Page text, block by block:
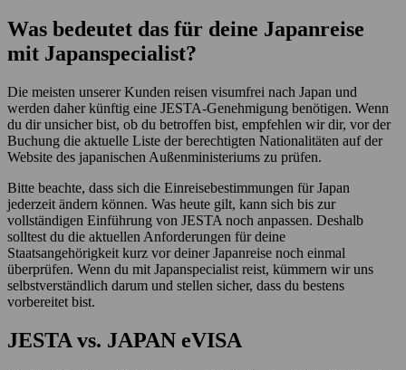
Was bedeutet das für deine Japanreise
mit Japanspecialist?
Die meisten unserer Kunden reisen visumfrei nach Japan und
werden daher künftig eine JESTA-Genehmigung benötigen. Wenn
du dir unsicher bist, ob du betroffen bist, empfehlen wir dir, vor der
Buchung die aktuelle Liste der berechtigten Nationalitäten auf der
Website des japanischen Außenministeriums zu prüfen.
Bitte beachte, dass sich die Einreisebestimmungen für Japan
jederzeit ändern können. Was heute gilt, kann sich bis zur
vollständigen Einführung von JESTA noch anpassen. Deshalb
solltest du die aktuellen Anforderungen für deine
Staatsangehörigkeit kurz vor deiner Japanreise noch einmal
überprüfen. Wenn du mit Japanspecialist reist, kümmern wir uns
selbstverständlich darum und stellen sicher, dass du bestens
vorbereitet bist.
JESTA vs. JAPAN eVISA